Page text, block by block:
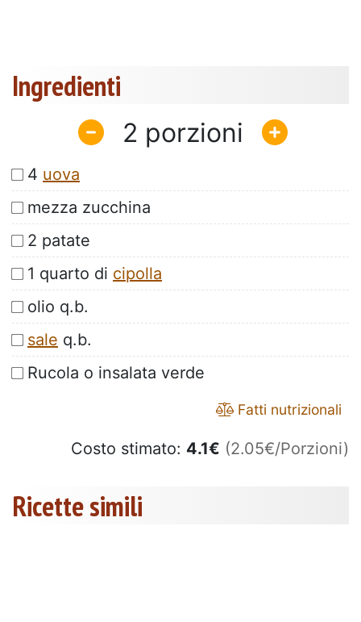
Ingredienti
2
4 uova
mezza zucchina
2 patate
1 quarto di cipolla
olio q.b.
sale q.b.
Rucola o insalata verde
Fatti nutrizionali
Costo stimato: 4.1€ (2.05€/Porzioni)
Ricette simili